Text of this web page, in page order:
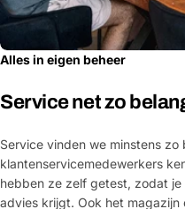
Alles in eigen beheer
Service net zo
Service vinden we minstens
klantenservicemedewerkers
hebben ze zelf getest, zodat
advies krijgt. Ook het magazijn